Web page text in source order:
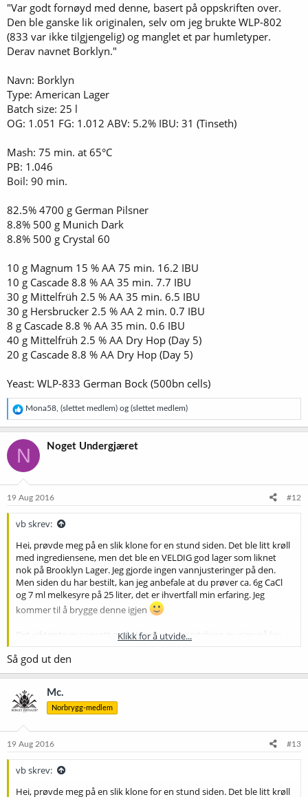
"Var godt fornøyd med denne, basert på oppskriften over.
Den ble ganske lik originalen, selv om jeg brukte WLP-802
(833 var ikke tilgjengelig) og manglet et par humletyper.
Derav navnet Borklyn."
Navn: Borklyn
Type: American Lager
Batch size: 25 l
OG: 1.051 FG: 1.012 ABV: 5.2% IBU: 31 (Tinseth)
Mash: 75 min. at 65°C
PB: 1.046
Boil: 90 min.
82.5% 4700 g German Pilsner
8.8% 500 g Munich Dark
8.8% 500 g Crystal 60
10 g Magnum 15 % AA 75 min. 16.2 IBU
10 g Cascade 8.8 % AA 35 min. 7.7 IBU
30 g Mittelfrüh 2.5 % AA 35 min. 6.5 IBU
30 g Hersbrucker 2.5 % AA 2 min. 0.7 IBU
8 g Cascade 8.8 % AA 35 min. 0.6 IBU
40 g Mittelfrüh 2.5 % AA Dry Hop (Day 5)
20 g Cascade 8.8 % AA Dry Hop (Day 5)
Yeast: WLP-833 German Bock (500bn cells)
R
e
a
k
s
j
o
e
Mona58 (slettet medlem) og (slettet medlem)
N Noget Undergjæret
19 Aug 2016 #12
vb skrev:
Hei, prøvde meg på en slik klone for en stund siden. Det ble litt krøll
med ingrediensene, men det ble en VELDIG god lager som liknet
nok på Brooklyn Lager. Jeg gjorde ingen vannjusteringer på den.
Men siden du har bestilt, kan jeg anbefale at du prøver ca. 6g CaCl
og 7 ml melkesyre på 25 liter, det er ihvertfall min erfaring. Jeg
kommer til å brygge denne igjen
Det viktigste er uansett god gjærstarter og pitching av gjær på lav
Quoth meg:
"Var godt fornøyd med denne, basert på oppskriften over. Den ble
ganske lik originalen, selv om jeg brukte WLP-802 (833 var ikke
Navn: Borklyn
Type: American Lager
Batch size: 25 l
Klikk for å utvide...
Så god ut den
Mc.
Norbrygg-medlem
19 Aug 2016 #13
vb skrev:
Hei, prøvde meg på en slik klone for en stund siden. Det ble litt krøll